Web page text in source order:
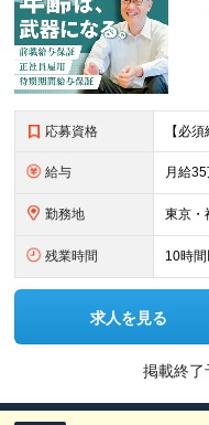
応募資格
給与
勤務地
残業時間 10時間
求人を見る
掲載終了